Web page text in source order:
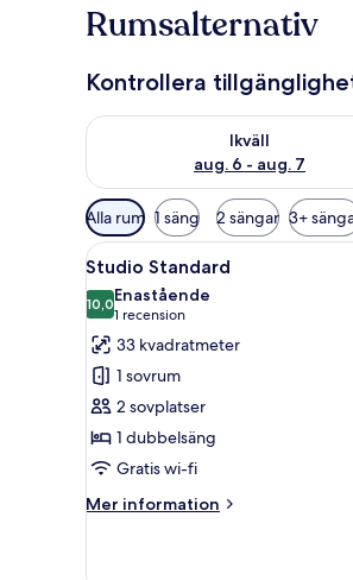
Rumsalternativ
Kontrollera
Ikväll
aug. 6 - aug. 7
Kontrollera tillgängligheten för
Tillgängliga
filter
för
rum
Alla rum 1 säng 2 sängar 3+
Öppna
alla
foton
för
Studio
Standard
Ett
6
Studio Standard
10,010,0 av 10
Enastående
1 recension
(1 recension)
33 kvadratmeter
1 sovrum
2 sovplatser
1 dubbelsäng
Gratis wi-fi
Mer information
Mer